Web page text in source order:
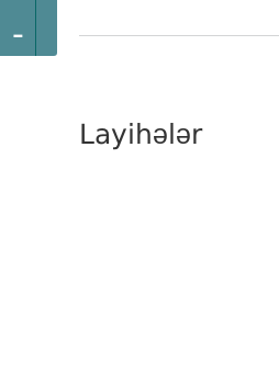
-
Layihələr